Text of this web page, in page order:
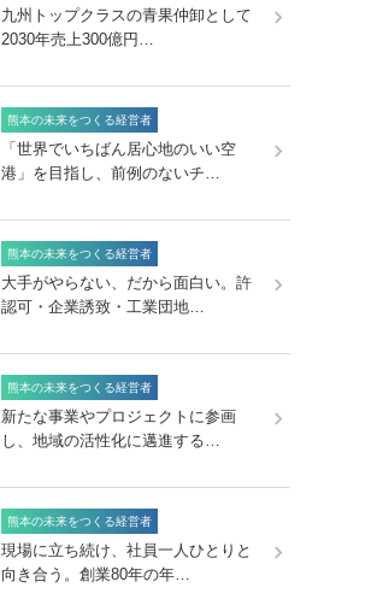
九州トップクラスの青果仲卸として
2030年売上300億円…
熊本の未来をつくる経営者
「世界でいちばん居心地のいい空
港」を目指し、前例のないチ…
熊本の未来をつくる経営者
大手がやらない、だから面白い。許
認可・企業誘致・工業団地…
熊本の未来をつくる経営者
新たな事業やプロジェクトに参画
し、地域の活性化に邁進する…
熊本の未来をつくる経営者
現場に立ち続け、社員一人ひとりと
向き合う。創業80年の年…